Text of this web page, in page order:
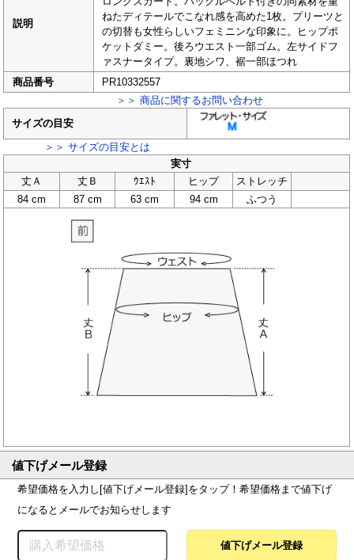
説明
ねたディテールでこなれ感を高めた1枚。プリーツと
の切替も女性らしいフェミニンな印象に。ヒップポ
ケットダミー。後ろウエスト一部ゴム。左サイドフ
ァスナータイプ。裏地シワ、裾一部ほつれ
商品番号
PR10332557
＞＞ 商品に関するお問い合わせ
サイズの目安
＞＞ サイズの目安とは
実寸
丈Ａ
丈Ｂ ｳｴｽﾄ ヒップ
ストレッチ
84 cm
87 cm 63 cm 94 cm ふつう
値下げメール登録
希望価格を入力し[値下げメール登録]をタップ！希望価格まで値下げ
になるとメールでお知らせします